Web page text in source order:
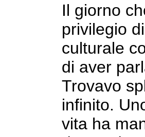
Il giorno
privilegio
culturale
di aver
Trovavo
infinito.
vita ha